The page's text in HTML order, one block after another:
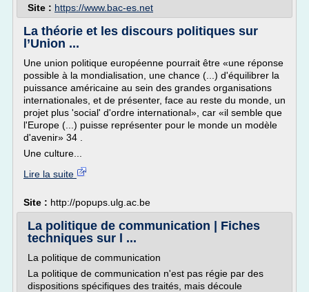
Site : https://www.bac-es.net
La théorie et les discours politiques sur
l’Union ...
Une union politique européenne pourrait être «une réponse
possible à la mondialisation, une chance (...) d'équilibrer la
puissance américaine au sein des grandes organisations
internationales, et de présenter, face au reste du monde, un
projet plus 'social' d'ordre international», car «il semble que
l'Europe (...) puisse représenter pour le monde un modèle
d'avenir» 34 .
Une culture...
Lire la suite
Site : http://popups.ulg.ac.be
La politique de communication | Fiches
techniques sur l ...
La politique de communication
La politique de communication n'est pas régie par des
dispositions spécifiques des traités, mais découle